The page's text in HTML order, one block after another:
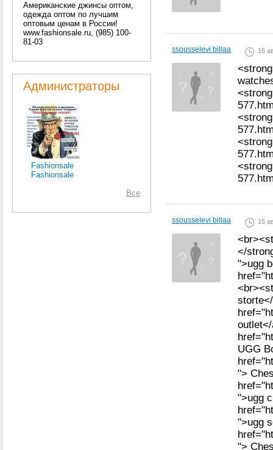
Американские джинсы оптом,
одежда оптом по лучшим
оптовым ценам в России!
www.fashionsale.ru, (985) 100-
81-03
Администраторы
Fashionsale
Fashionsale
Все
ssousselevi billaa 15
ssousselevi billaa 15
</
">ugg
UGG
">
">ugg
">ugg
">